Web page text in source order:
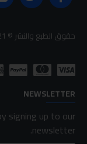
حقوق الطبع والنشر © 2021 جميع الحقوق محفوظة sabrystores.com. من تصميم-
NEWSLETTER
signing up to our
newsletter.